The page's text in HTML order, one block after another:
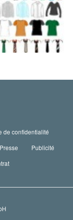
de confidentialité
Presse
Publicité